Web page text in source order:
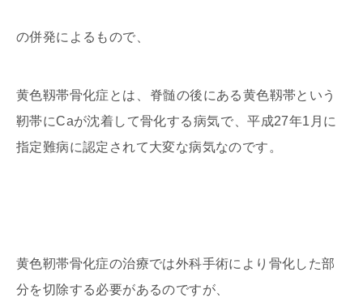
の併発によるもので、
黄色靱帯骨化症とは、
脊髄の後にある黄色靱帯という
靭帯にCaが沈着して骨化する病気で、平成27年1月に
指定難病に認定されて大変な病気なのです。
黄色靭帯骨化症の治療では外科手術により骨化した部
分を切除する必要があるのですが、